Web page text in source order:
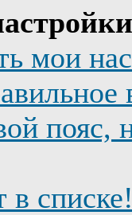
мои
пояс,
в